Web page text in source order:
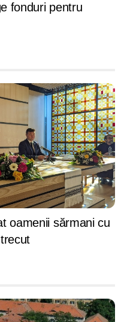
fonduri pentru
oamenii sărmani cu